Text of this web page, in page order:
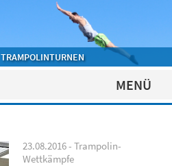
TRAMPOLINTURNEN
MENÜ
23.08.2016 - Trampolin-
Wettkämpfe